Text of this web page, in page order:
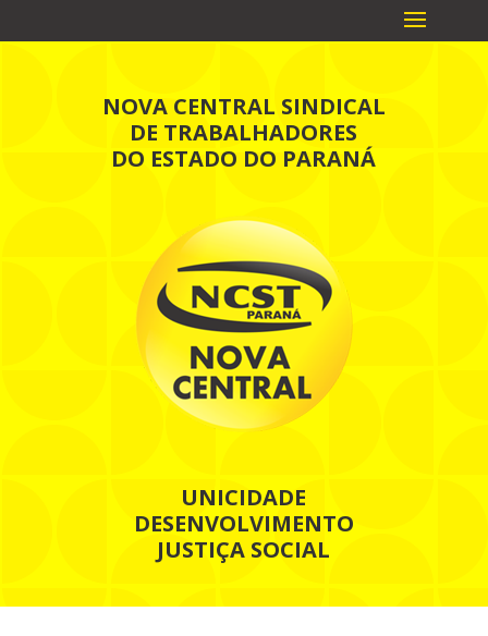
NOVA CENTRAL SINDICAL
DE TRABALHADORES
DO ESTADO DO PARANÁ
UNICIDADE
DESENVOLVIMENTO
JUSTIÇA SOCIAL